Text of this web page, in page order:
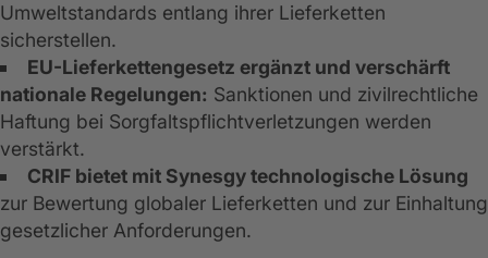
Umweltstandards entlang ihrer Lieferketten
sicherstellen.
EU-Lieferkettengesetz ergänzt und verschärft
nationale Regelungen: Sanktionen und zivilrechtliche
Haftung bei Sorgfaltspflichtverletzungen werden
verstärkt.
CRIF bietet mit Synesgy technologische Lösung
zur Bewertung globaler Lieferketten und zur Einhaltung
gesetzlicher Anforderungen.